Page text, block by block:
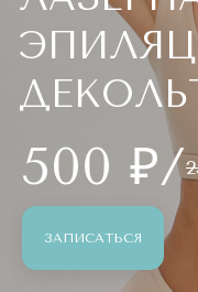
500 ₽/
ЗАПИСАТЬСЯ